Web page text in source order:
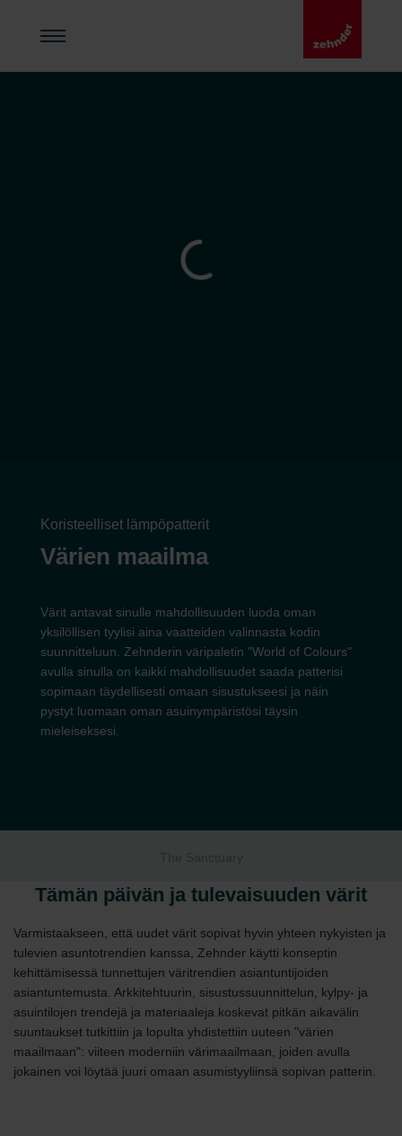
Koristeelliset lämpöpatterit
Värien maailma
Värit antavat sinulle mahdollisuuden luoda oman
yksilöllisen tyylisi aina vaatteiden valinnasta kodin
suunnitteluun. Zehnderin väripaletin "World of Colours"
avulla sinulla on kaikki mahdollisuudet saada patterisi
sopimaan täydellisesti omaan sisustukseesi ja näin
pystyt luomaan oman asuinympäristösi täysin
mieleiseksesi.
The Sanctuary
Tämän päivän ja tulevaisuuden värit
Varmistaakseen, että uudet värit sopivat hyvin yhteen nykyisten ja
tulevien asuntotrendien kanssa, Zehnder käytti konseptin
kehittämisessä tunnettujen väritrendien asiantuntijoiden
asiantuntemusta. Arkkitehtuurin, sisustussuunnittelun, kylpy- ja
asuintilojen trendejä ja materiaaleja koskevat pitkän aikavälin
suuntaukset tutkittiin ja lopulta yhdistettiin uuteen "värien
maailmaan": viiteen moderniin värimaailmaan, joiden avulla
jokainen voi löytää juuri omaan asumistyyliinsä sopivan patterin.